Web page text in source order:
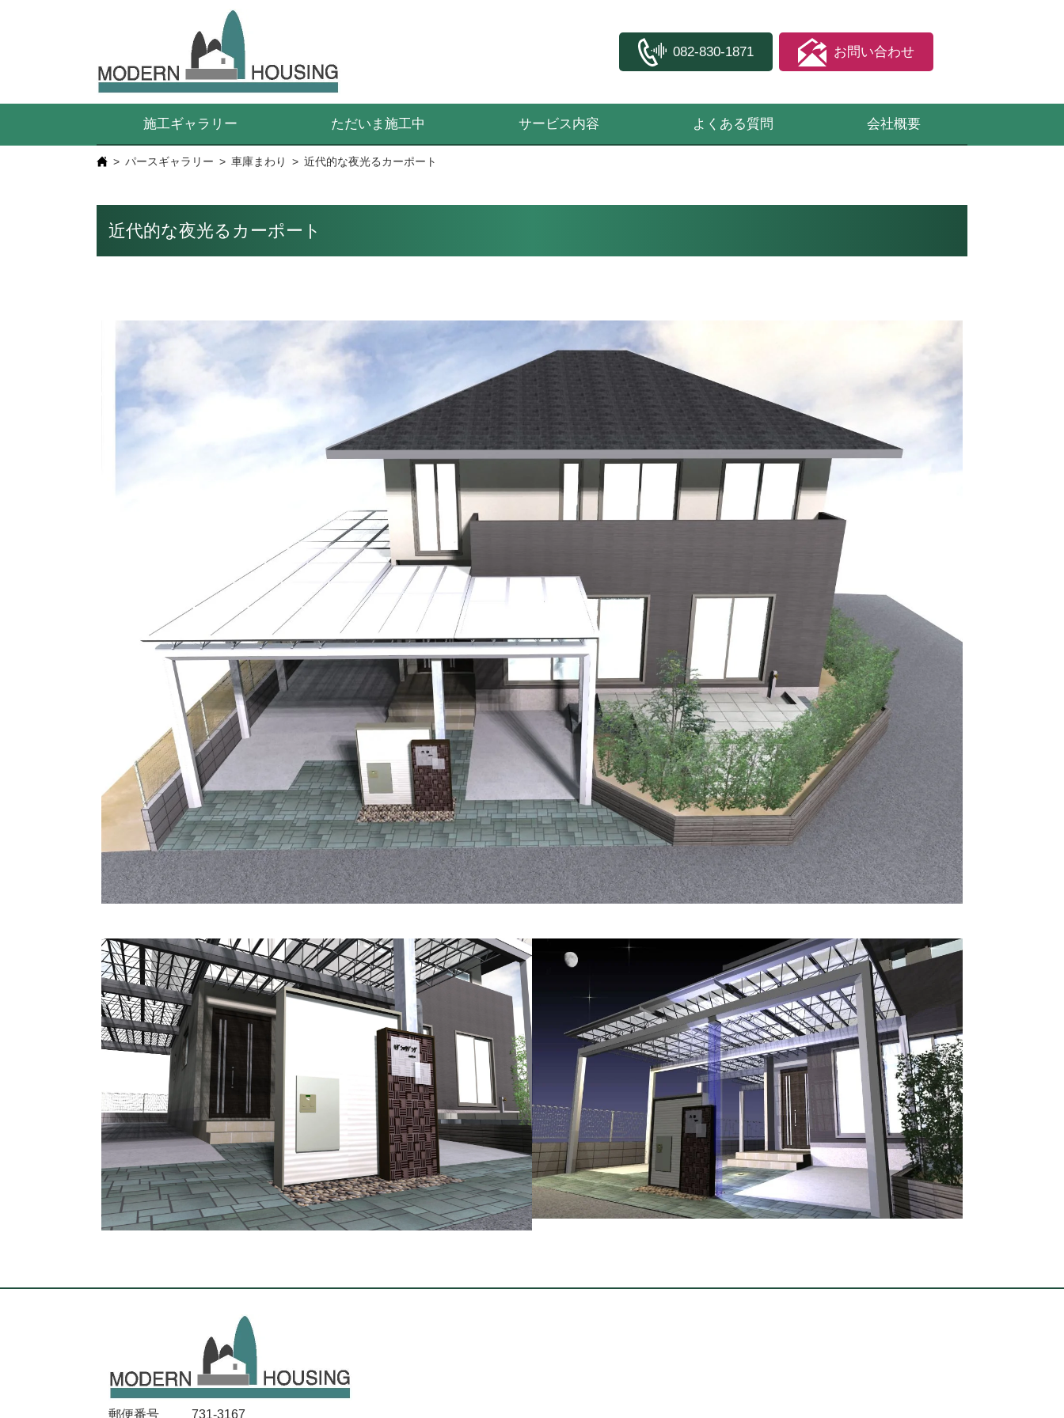
082-830-1871 お問い合わせ
施工ギャラリー ただいま施工中 サービス内容 よくある質問 会社概要
パースギャラリー 車庫まわり 近代的な夜光るカーポート
近代的な夜光るカーポート
郵便番号 731-3167